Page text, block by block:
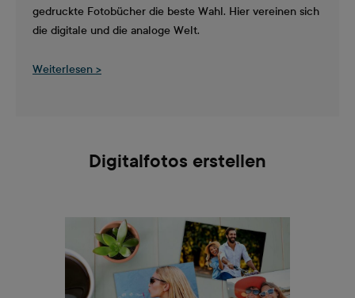
gedruckte Fotobücher die beste Wahl. Hier vereinen sich
die digitale und die analoge Welt.
Weiterlesen >
Digitalfotos erstellen